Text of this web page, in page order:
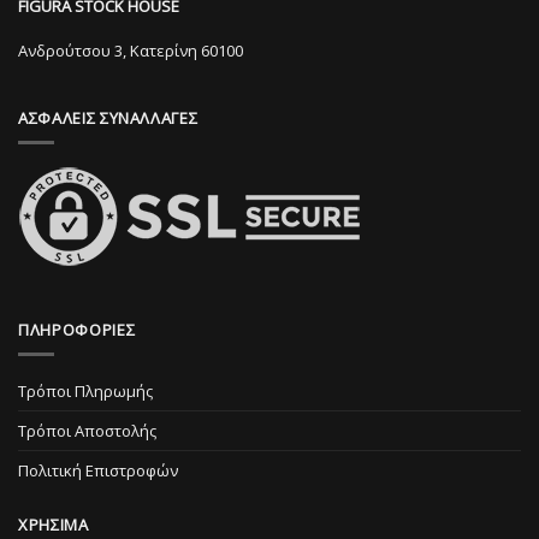
επιλεγούν
του
FIGURA STOCK HOUSE
Ανδρούτσου 3, Κατερίνη 60100
ΑΣΦΑΛΕΙΣ ΣΥΝΑΛΛΑΓΕΣ
ΠΛΗΡΟΦΟΡΙΕΣ
Τρόποι Πληρωμής
Τρόποι Αποστολής
Πολιτική Επιστροφών
ΧΡΗΣΙΜΑ